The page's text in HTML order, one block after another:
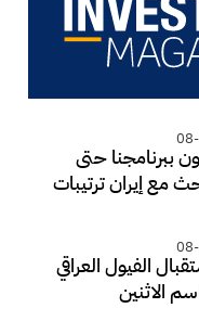
ببرنامجنا حتى
مع إيران ترتيبات
الفيول العراقي
الاثنين